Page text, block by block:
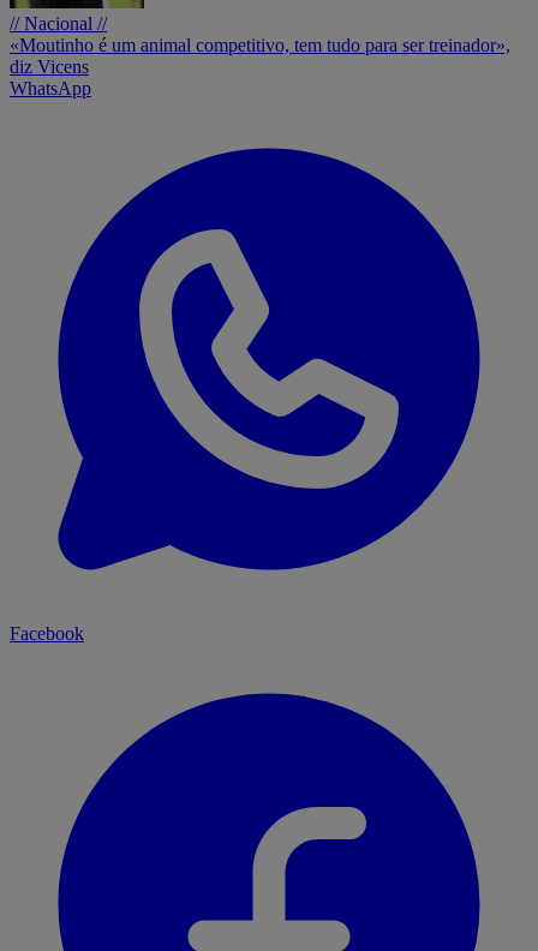
// Nacional //
«Moutinho é um animal competitivo, tem tudo para ser treinador»,
diz Vicens
WhatsApp
Facebook